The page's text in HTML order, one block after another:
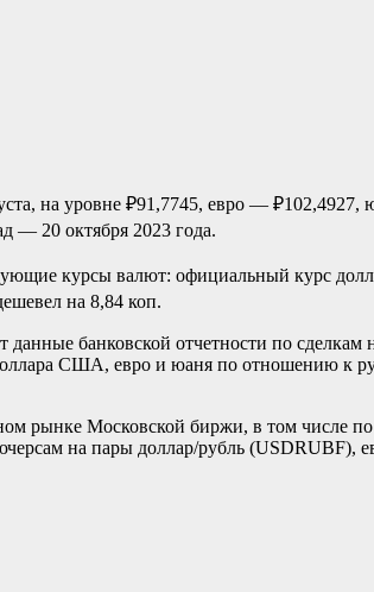
на уровне ₽91,7745, евро — ₽102,4927,
— 20 октября 2023 года.
курсы валют: официальный курс
на 8,84 коп.
банковской отчетности по
США, евро и юаня по отношению к
рынке Московской биржи, в том числе
на пары доллар/рубль (USDRUBF),